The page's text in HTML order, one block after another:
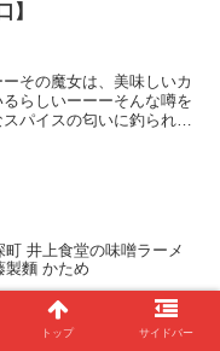
】
その魔女は、美味しいカ
らしいーーーそんな噂を
パイスの匂いに釣られ、
町 井上食堂の味噌ラーメ
製麵 かため
トップ サイドバー